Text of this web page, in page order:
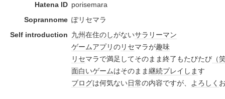
Hatena ID porisemara
Soprannome ぽリセマラ
Self introduction 九州在住のしがないサラリーマン
ゲームアプリのリセマラが趣味
リセマラで満足してそのまま終了もたびたび （
面白いゲームはそのまま継続プレイ します
ブログは何気ない日常の内容ですが、 よろしく